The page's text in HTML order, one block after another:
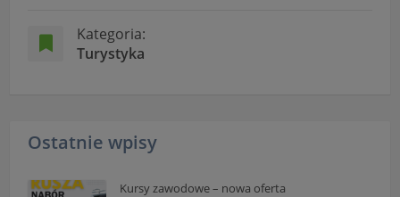
Kategoria:
Turystyka
Ostatnie wpisy
Kursy zawodowe – nowa oferta
przetwarzania danych osobowych dostępne są cały
czas w sekcji